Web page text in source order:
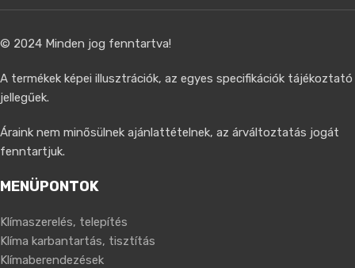
© 2024 Minden jog fenntartva!
A termékek képei illusztrációk, az egyes specifikációk tájékoztató
jellegűek.
Áraink nem minősülnek ajánlattételnek, az árváltoztatás jogát
fenntartjuk.
MENÜPONTOK
Klímaszerelés, telepítés
Klíma karbantartás, tisztítás
Klímaberendezések